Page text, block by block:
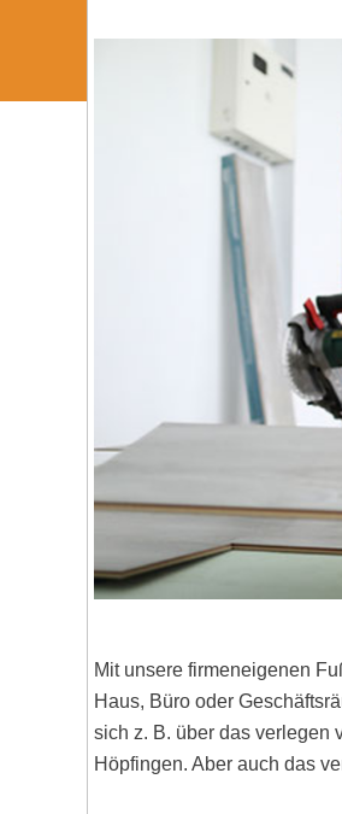
Mit unsere firmeneigenen
Haus, Büro oder
sich z. B. über das verlegen
Höpfingen. Aber auch das